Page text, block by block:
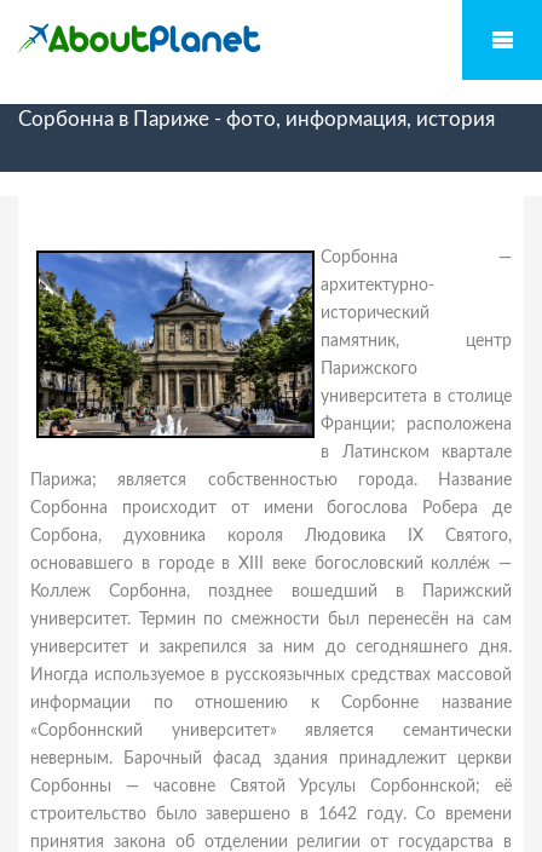
Сорбонна в Париже - фото, информация, история
Сорбонна —
архитектурно-
исторический
памятник, центр
Парижского
университета в столице
Франции; расположена
в Латинском квартале
Парижа; является собственностью города. Название
Сорбонна происходит от имени богослова Робера де
Сорбона, духовника короля Людовика IX Святого,
основавшего в городе в XIII веке богословский колле́ж —
Коллеж Сорбонна, позднее вошедший в Парижский
университет. Термин по смежности был перенесён на сам
университет и закрепился за ним до сегодняшнего дня.
Иногда используемое в русскоязычных средствах массовой
информации по отношению к Сорбонне название
«Сорбоннский университет» является семантически
неверным. Барочный фасад здания принадлежит церкви
Сорбонны — часовне Святой Урсулы Сорбоннской; её
строительство было завершено в 1642 году. Со времени
принятия закона об отделении религии от государства в